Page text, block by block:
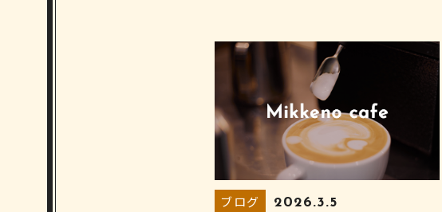
ブログ 2026.3.5